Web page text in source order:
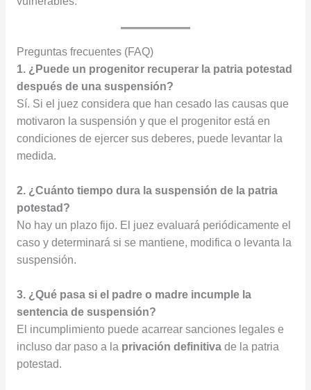
Preguntas frecuentes (FAQ)
1. ¿Puede un progenitor recuperar la patria potestad
después de una suspensión?
Sí. Si el juez considera que han cesado las causas que
motivaron la suspensión y que el progenitor está en
condiciones de ejercer sus deberes, puede levantar la
medida.
2. ¿Cuánto tiempo dura la suspensión de la patria
potestad?
No hay un plazo fijo. El juez evaluará periódicamente el
caso y determinará si se mantiene, modifica o levanta la
suspensión.
3. ¿Qué pasa si el padre o madre incumple la
sentencia de suspensión?
El incumplimiento puede acarrear sanciones legales e
incluso dar paso a la privación definitivade la patria
potestad.